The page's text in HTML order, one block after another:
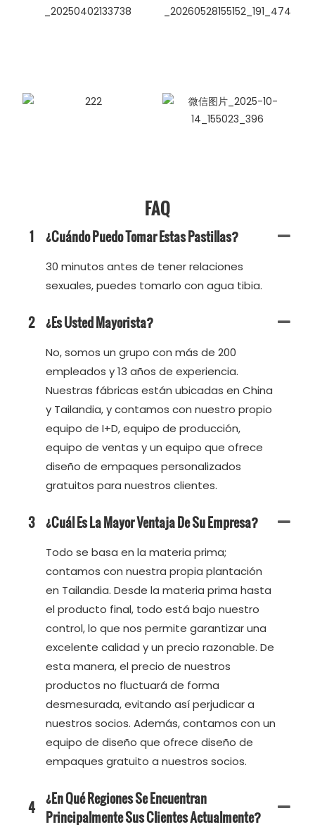
FAQ
1 ¿Cuándo Puedo Tomar Estas Pastillas?
30 minutos antes de tener relaciones
sexuales, puedes tomarlo con agua tibia.
2 ¿Es Usted Mayorista?
No, somos un grupo con más de 200
empleados y 13 años de experiencia.
Nuestras fábricas están ubicadas en China
y Tailandia, y contamos con nuestro propio
equipo de I+D, equipo de producción,
equipo de ventas y un equipo que ofrece
diseño de empaques personalizados
gratuitos para nuestros clientes.
3 ¿Cuál Es La Mayor Ventaja De Su Empresa?
Todo se basa en la materia prima;
contamos con nuestra propia plantación
en Tailandia. Desde la materia prima hasta
el producto final, todo está bajo nuestro
control, lo que nos permite garantizar una
excelente calidad y un precio razonable. De
esta manera, el precio de nuestros
productos no fluctuará de forma
desmesurada, evitando así perjudicar a
nuestros socios. Además, contamos con un
equipo de diseño que ofrece diseño de
empaques gratuito a nuestros socios.
4 ¿En Qué Regiones Se Encuentran
Principalmente Sus Clientes Actualmente?